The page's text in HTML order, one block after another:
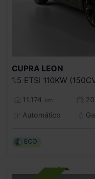
CUPRA LEON
1.5 ETSI 110KW
11.174 km
Automático
ECO